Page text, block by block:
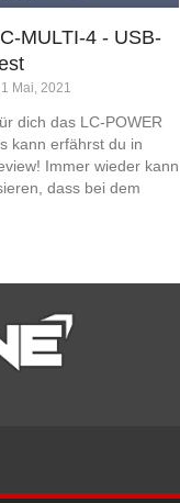
MULTI-4 - USB-
Mai, 2021
dich das LC-POWER
kann erfährst du in
Immer wieder kann
dass bei dem